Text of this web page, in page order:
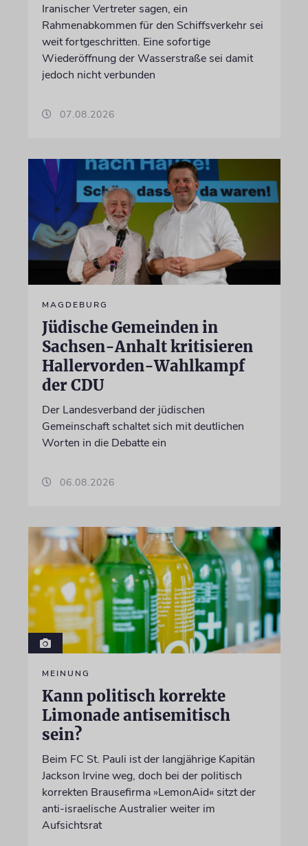
Iranischer Vertreter sagen, ein
Rahmenabkommen für den Schiffsverkehr sei
weit fortgeschritten. Eine sofortige
Wiederöffnung der Wasserstraße sei damit
jedoch nicht verbunden
07.08.2026
MAGDEBURG
Jüdische Gemeinden in
Sachsen-Anhalt kritisieren
Hallervorden-Wahlkampf
der CDU
Der Landesverband der jüdischen
Gemeinschaft schaltet sich mit deutlichen
Worten in die Debatte ein
06.08.2026
MEINUNG
Kann politisch korrekte
Limonade antisemitisch
sein?
Beim FC St. Pauli ist der langjährige Kapitän
Jackson Irvine weg, doch bei der politisch
korrekten Brausefirma »LemonAid« sitzt der
anti-israelische Australier weiter im
Aufsichtsrat